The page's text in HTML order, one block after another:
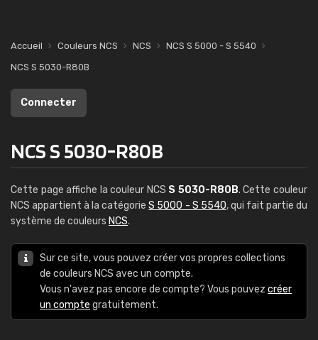
Accueil Couleurs NCS NCS
NCS S 5000 - S 5540
NCS S 5030-R80B
Connecter
NCS S 5030-R80B
Cette page affiche la couleur NCS S 5030-R80B. Cette couleur
NCS appartient à la catégorieS 5000 - S 5540, qui fait partie du
système de couleurs NCS.
Sur ce site, vous pouvez créer vos propres collections
de couleurs NCS avec un compte.
Vous n'avez pas encore de compte? Vous pouvez créer
un compte gratuitement.